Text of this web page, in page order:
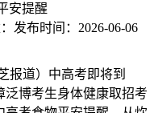
安提醒
发布时间： 2026-06-06
道）中高考即将到
泛博考生身体健康取招考